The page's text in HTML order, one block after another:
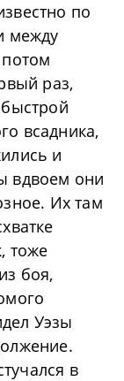
по
между
раз,
всадника,
и
вдвоем они
Их там
тоже
боя,
Уэзы
в